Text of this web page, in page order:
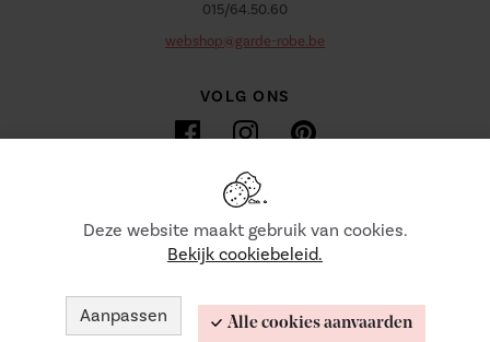
015/64.50.60
webshop@garde-robe.be
VOLG ONS
© 2026 GARDE ROBE. ALLE RECHTEN VOORBEHOUDEN ||
INFORMATIEPLATFORM.
WEBSITE BY WEBATVANTAGE
Deze website maakt gebruik van cookies.
Bekijk cookiebeleid.
Aanpassen Alle cookies aanvaarden